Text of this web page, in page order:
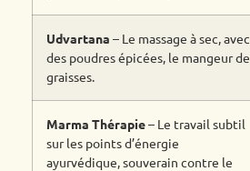
Udvartana – Le massage à sec, avec
des poudres épicées, le mangeur de
graisses.
Marma Thérapie– Le travail subtil
sur les points d’énergie
ayurvédique, souverain contre le